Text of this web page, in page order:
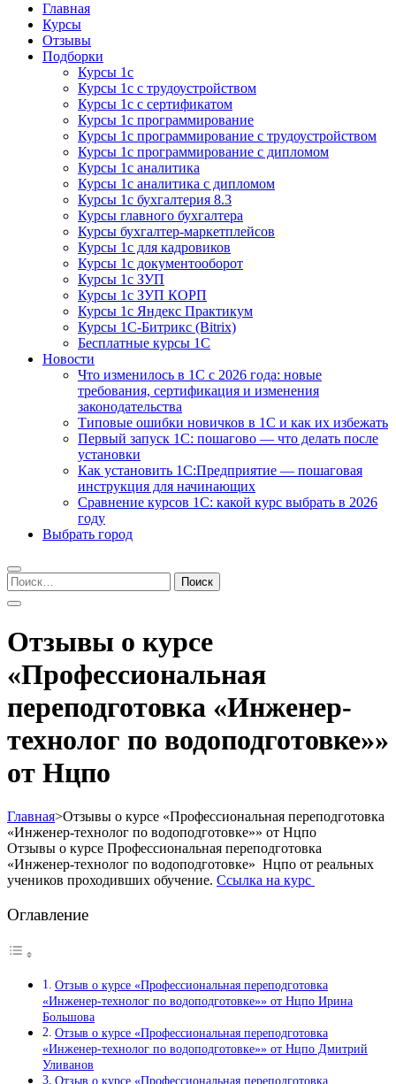
Курсы 1С
Курсы 1С официальная сертификация
Главная
Курсы
Отзывы
Подборки
Курсы 1с
Курсы 1с с трудоустройством
Курсы 1с с сертификатом
Курсы 1с программирование
Курсы 1с программирование с трудоустройством
Курсы 1с программирование с дипломом
Курсы 1с аналитика
Курсы 1с аналитика с дипломом
Курсы 1с бухгалтерия 8.3
Курсы главного бухгалтера
Курсы бухгалтер-маркетплейсов
Курсы 1с для кадровиков
Курсы 1с документооборот
Курсы 1с ЗУП
Курсы 1с ЗУП КОРП
Курсы 1с Яндекс Практикум
Курсы 1С-Битрикс (Bitrix)
Бесплатные курсы 1С
Новости
Что изменилось в 1С с 2026 года: новые
требования, сертификация и изменения
законодательства
Типовые ошибки новичков в 1С и как их избежать
Первый запуск 1С: пошагово — что делать после
установки
Как установить 1С:Предприятие — пошаговая
инструкция для начинающих
Сравнение курсов 1С: какой курс выбрать в 2026
году
Выбрать город
Найти:
Отзывы о курсе
«Профессиональная
переподготовка «Инженер-
технолог по водоподготовке»»
от Нцпо
Главная>Отзывы о курсе «Профессиональная переподготовка
«Инженер-технолог по водоподготовке»» от Нцпо
Отзывы о курсе Профессиональная переподготовка
«Инженер-технолог по водоподготовке» Нцпо от реальных
учеников проходивших обучение. Ссылка на курс
Оглавление
Отзыв о курсе «Профессиональная переподготовка
«Инженер-технолог по водоподготовке»» от Нцпо Ирина
Большова
Отзыв о курсе «Профессиональная переподготовка
«Инженер-технолог по водоподготовке»» от Нцпо Дмитрий
Уливанов
Отзыв о курсе «Профессиональная переподготовка